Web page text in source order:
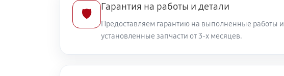
🛡️
Гарантия на работы и детали
Предоставляем гарантию на выполненные работы и
установленные запчасти от 3-х месяцев.